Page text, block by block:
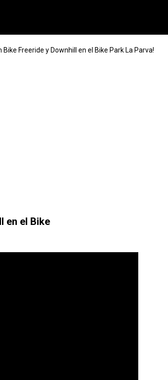
Bike Freeride y Downhill en el Bike Park La Parva!
en el Bike